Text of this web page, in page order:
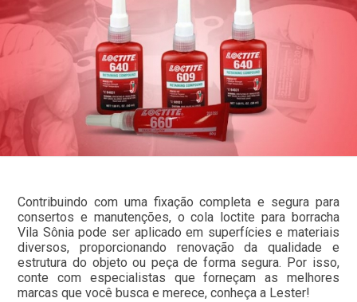
Contribuindo com uma fixação completa e segura para
consertos e manutenções, o cola loctite para borracha
Vila Sônia pode ser aplicado em superfícies e materiais
diversos, proporcionando renovação da qualidade e
estrutura do objeto ou peça de forma segura. Por isso,
conte com especialistas que forneçam as melhores
marcas que você busca e merece, conheça a Lester!